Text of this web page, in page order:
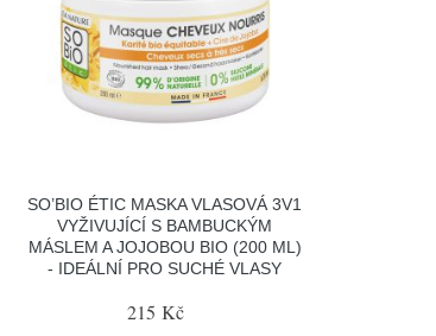
SO’BIO ÉTIC MASKA VLASOVÁ 3V1
VYŽIVUJÍCÍ S BAMBUCKÝM
MÁSLEM A JOJOBOU BIO (200 ML)
- IDEÁLNÍ PRO SUCHÉ VLASY
215 Kč